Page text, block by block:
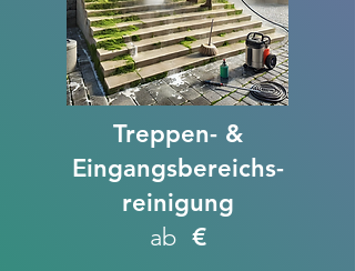
Treppen- &
Eingangsbereichs-
reinigung
ab€